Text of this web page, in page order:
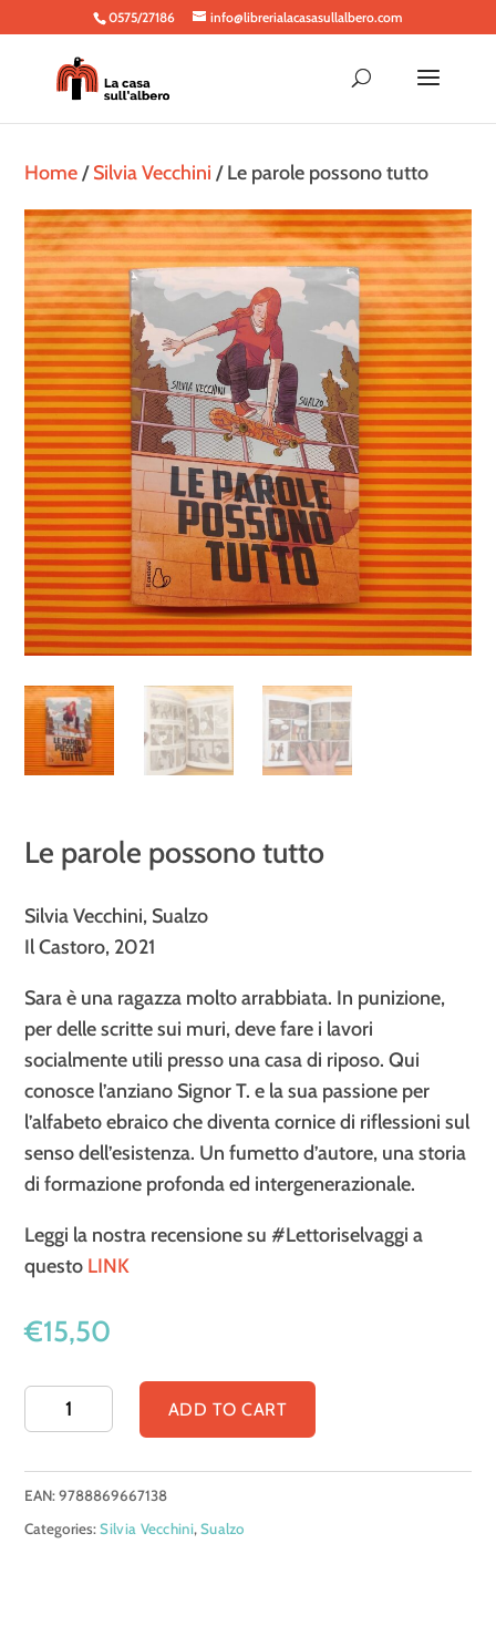
0575/27186 info@librerialacasasullalbero.com
Home/Silvia Vecchini / Le parole possono tutto
Le parole possono tutto
Silvia Vecchini, Sualzo
Il Castoro, 2021
Sara è una ragazza molto arrabbiata. In punizione,
per delle scritte sui muri, deve fare i lavori
socialmente utili presso una casa di riposo. Qui
conosce l’anziano Signor T. e la sua passione per
l’alfabeto ebraico che diventa cornice di riflessioni sul
senso dell’esistenza. Un fumetto d’autore, una storia
di formazione profonda ed intergenerazionale.
Leggi la nostra recensione su #Lettoriselvaggi a
questo LINK
€15,50
parole
possono
tutto
quantity
ADD TO CART
EAN:9788869667138
Categories:Silvia Vecchini,Sualzo